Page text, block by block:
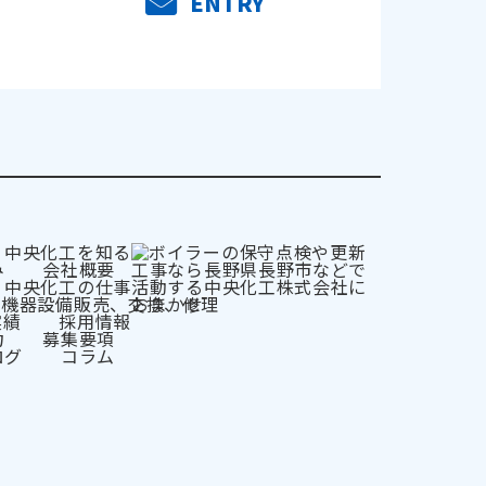
中央化工を知る
会社概要
中央化工の仕事
器設備販売、交換、修理
採用情報
募集要項
コラム